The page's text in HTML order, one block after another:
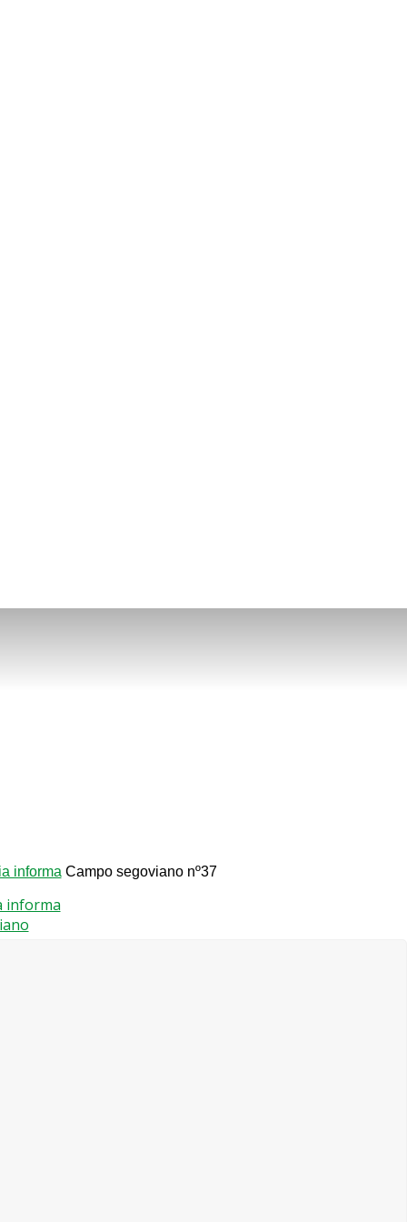
informa Campo segoviano nº37
informa